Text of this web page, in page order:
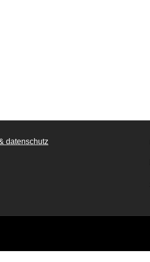
datenschutz